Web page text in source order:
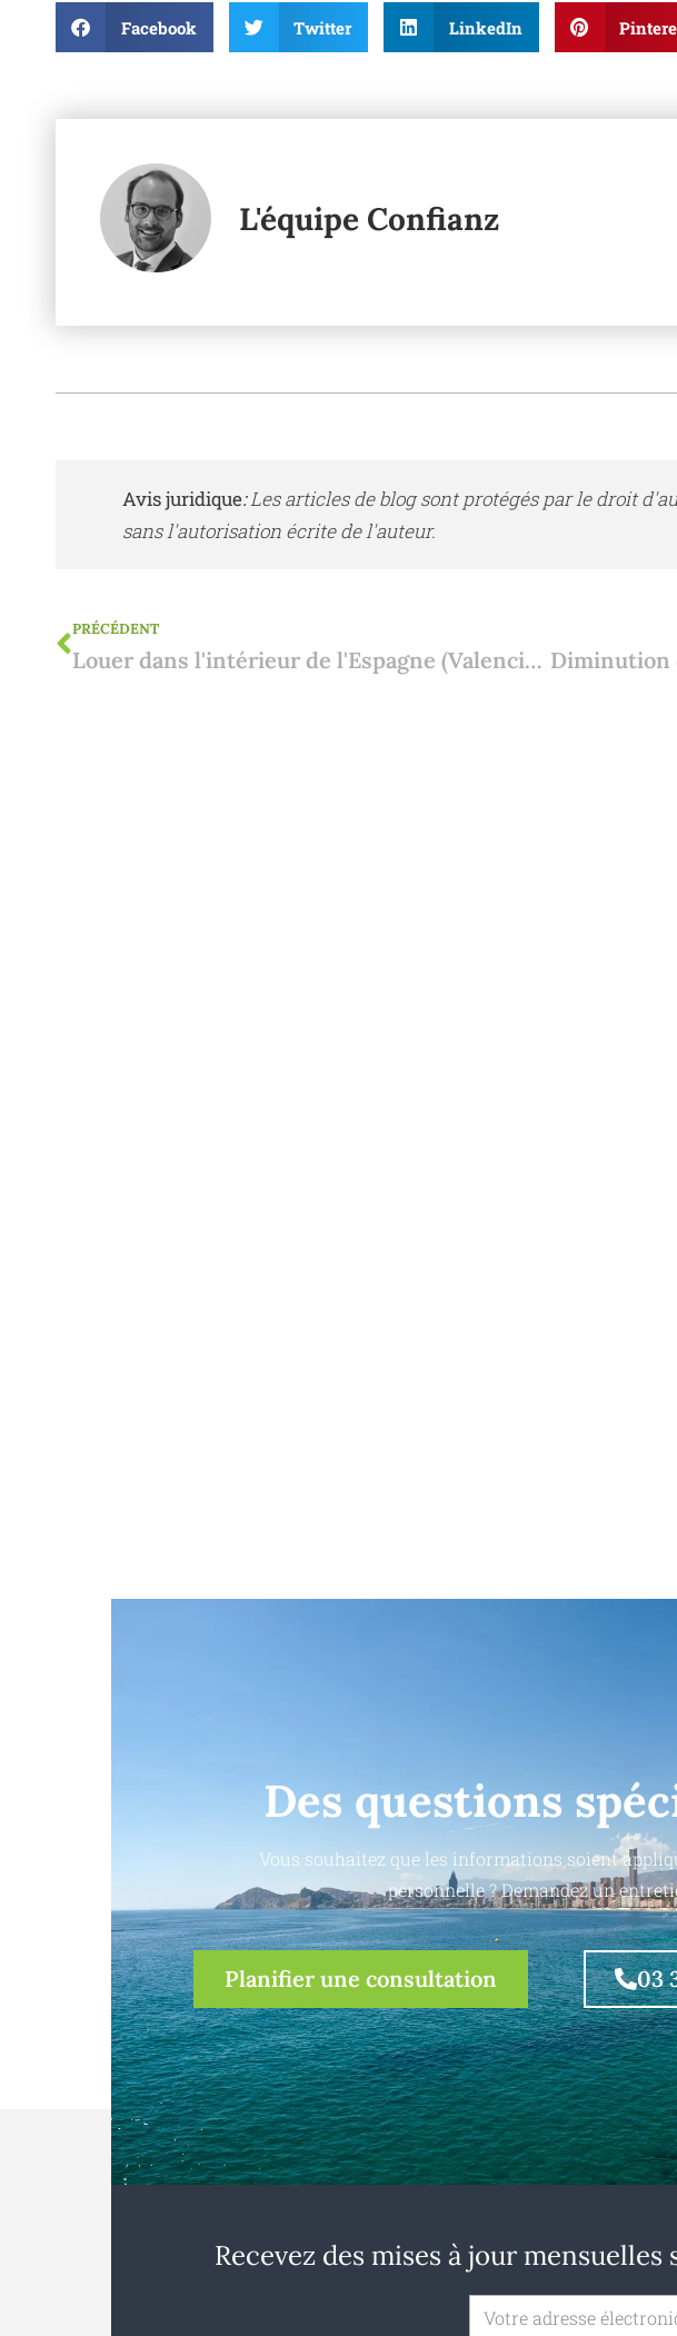
Facebook Twitter LinkedIn
L'équipe Confianz
Avis juridique:Les articles de blog sont protégés par le droit
sans l'autorisation écrite de l'auteur.
PRÉCÉDENT
Louer dans l'intérieur de l'Espagne (Valenciana) : comment obtenir un permis de location ?
Des questions
Vous souhaitez que les informations soient
personnelle ? Demandez un
Planifier une consultation 03
Recevez des mises à jour